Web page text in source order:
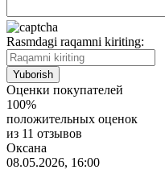
Rasmdagi raqamni kiriting:
Оценки покупателей
100%
положительных оценок
из 11 отзывов
Оксана
08.05.2026, 16:00